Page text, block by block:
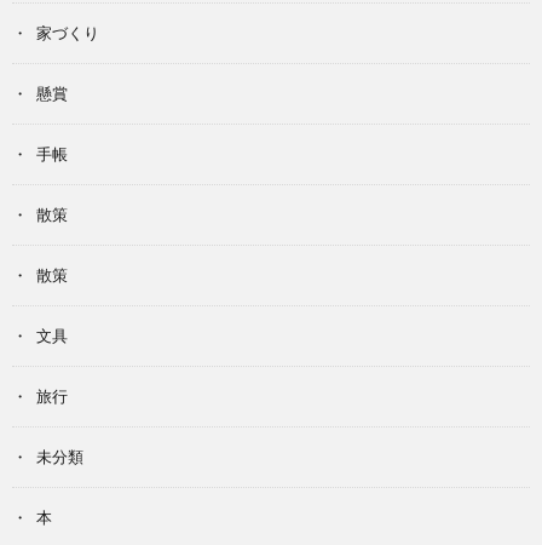
家づくり
懸賞
手帳
散策
散策
文具
旅行
未分類
本